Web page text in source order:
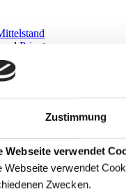
Zustimmung
Webseite verwendet
Webseite verwendet
Zwecken.
Privatpersonen
Beratung